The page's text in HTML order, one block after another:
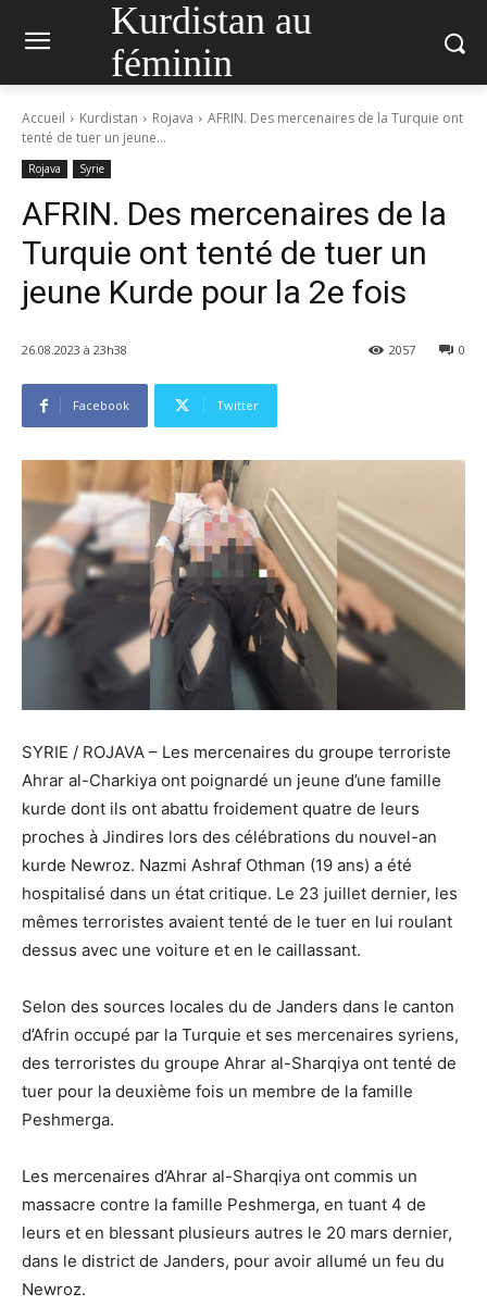
Kurdistan au
féminin
Accueil Kurdistan Rojava
AFRIN. Des mercenaires de la Turquie ont
tenté de tuer un jeune...
Rojava Syrie
AFRIN. Des mercenaires de la
Turquie ont tenté de tuer un
jeune Kurde pour la 2e fois
26.08.2023 à 23h38 0
2057
Facebook Twitter
SYRIE / ROJAVA – Les mercenaires du groupe terroriste
Ahrar al-Charkiya ont poignardé un jeune d’une famille
kurde dont ils ont abattu froidement quatre de leurs
proches à Jindires lors des célébrations du nouvel-an
kurde Newroz. Nazmi Ashraf Othman (19 ans) a été
hospitalisé dans un état critique. Le 23 juillet dernier, les
mêmes terroristes avaient tenté de le tuer en lui roulant
dessus avec une voiture et en le caillassant.
Selon des sources locales du de Janders dans le canton
d’Afrin occupé par la Turquie et ses mercenaires syriens,
des terroristes du groupe Ahrar al-Sharqiya ont tenté de
tuer pour la deuxième fois un membre de la famille
Peshmerga.
Les mercenaires d’Ahrar al-Sharqiya ont commis un
massacre contre la famille Peshmerga, en tuant 4 de
leurs et en blessant plusieurs autres le 20 mars dernier,
dans le district de Janders, pour avoir allumé un feu du
Newroz.